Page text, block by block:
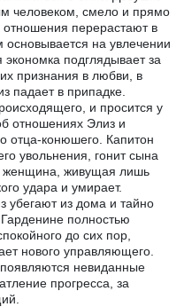
человеком, смело и прямо
перерастают в
основывается на увлечении
подглядывает за
признания в любви, в
падает в припадке.
и просится у
отношениях Элиз и
отца-конюшего. Капитон
увольнения, гонит сына
женщина, живущая лишь
удара и умирает.
из дома и тайно
полностью
до сих пор,
нового управляющего.
появляются невиданные
прогресса, за